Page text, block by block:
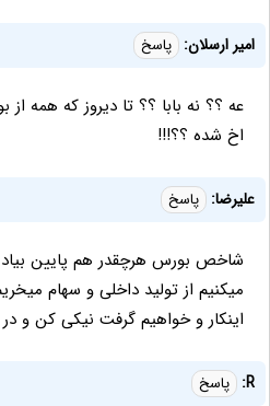
امیر ارسلان: پاسخ
عه ؟؟ نه بابا ؟؟ تا دیروز که همه
اخ شده ؟؟!!!
علیرضا: پاسخ
شاخص بورس هرچقدر هم پایین
میکنیم از تولید داخلی و سهام
اینکار و خواهیم گرفت نیکی کن و در
R: پاسخ